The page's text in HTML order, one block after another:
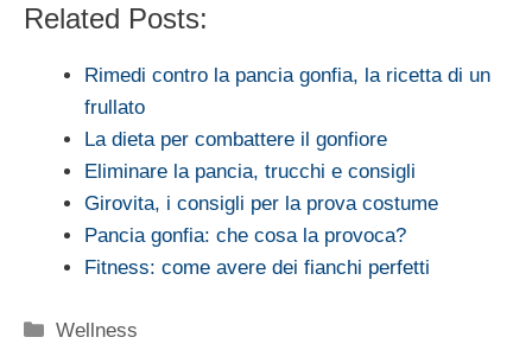
Related Posts:
Rimedi contro la pancia gonfia, la ricetta di un
frullato
La dieta per combattere il gonfiore
Eliminare la pancia, trucchi e consigli
Girovita, i consigli per la prova costume
Pancia gonfia: che cosa la provoca?
Fitness: come avere dei fianchi perfetti
Categorie
Wellness